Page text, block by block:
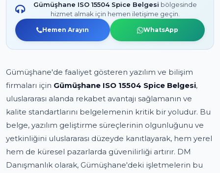
Gümüşhane ISO 15504 Spice Belgesi bölgesinde
hizmet almak için hemen iletişime geçin.
Hemen Arayın WhatsApp
Gümüşhane'de faaliyet gösteren yazılım ve bilişim
firmaları için Gümüşhane ISO 15504 Spice Belgesi,
uluslararası alanda rekabet avantajı sağlamanın ve
kalite standartlarını belgelemenin kritik bir yoludur. Bu
belge, yazılım geliştirme süreçlerinin olgunluğunu ve
yetkinliğini uluslararası düzeyde kanıtlayarak, hem yerel
hem de küresel pazarlarda güvenilirliği artırır. DM
Danışmanlık olarak, Gümüşhane'deki işletmelerin bu